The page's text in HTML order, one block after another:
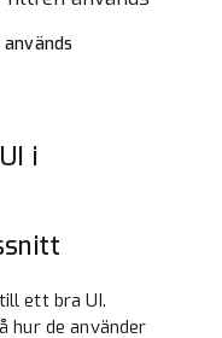
i
ett bra UI.
hur de använder